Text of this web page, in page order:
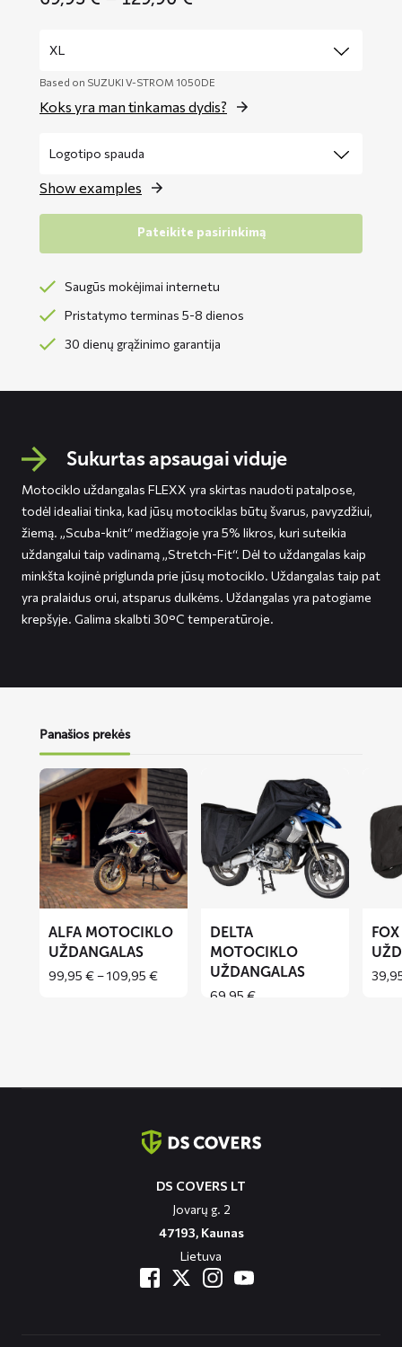
Based on SUZUKI V-STROM 1050DE
Koks yra man tinkamas dydis?
Show examples
Pateikite pasirinkimą
Saugūs mokėjimai internetu
Pristatymo terminas 5-8 dienos
30 dienų grąžinimo garantija
Sukurtas apsaugai viduje
Motociklo uždangalas FLEXX yra skirtas naudoti patalpose,
todėl idealiai tinka, kad jūsų motociklas būtų švarus, pavyzdžiui,
žiemą. „Scuba-knit“ medžiagoje yra 5% likros, kuri suteikia
uždangalui taip vadinamą „Stretch-Fit“. Dėl to uždangalas kaip
minkšta kojinė priglunda prie jūsų motociklo. Uždangalas taip pat
yra pralaidus orui, atsparus dulkėms. Uždangalas yra patogiame
krepšyje. Galima skalbti 30°C temperatūroje.
Panašios prekės
Lees
meer
over
ALFA
motociklo
uždangalas
ALFA MOTOCIKLO
UŽDANGALAS
99,95 €–109,95 €Price
meer
over
DELTA
motociklo
uždangalas
DELTA
MOTOCIKLO
UŽDANGALAS
69,95€
over
FOX
DS COVERS LT
Jovarų g. 2
47193, Kaunas
Lietuva